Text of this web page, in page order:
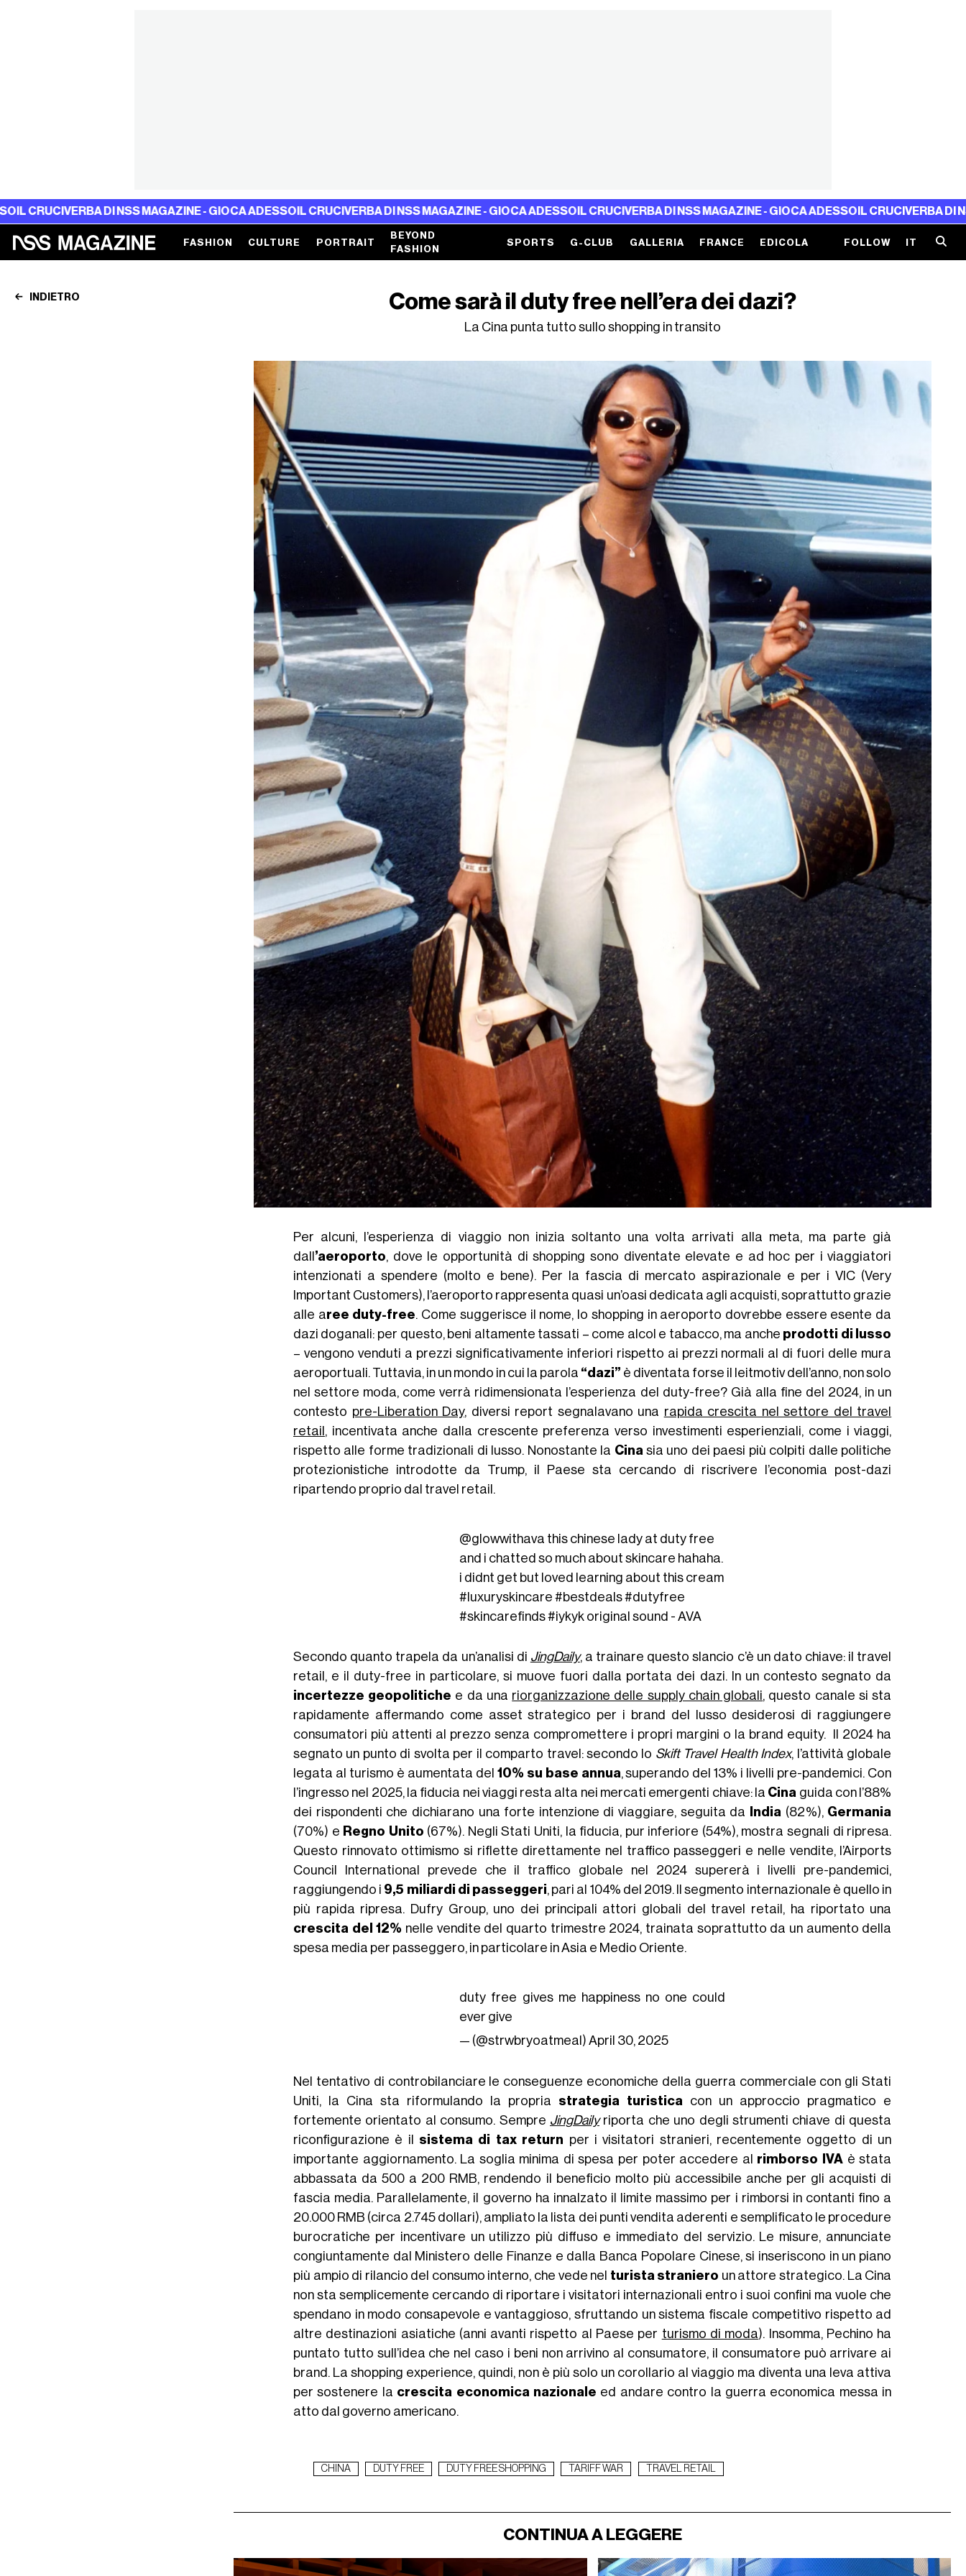
DI NSS MAGAZINE - GIOCA ADESSOIL CRUCIVERBA DI NSS MAGAZINE - GIOCA ADESSOIL CRUCIVERBA DI NSS MAGAZINE - GIOCA ADESSOIL CRUCIVERBA DI NSS MAGAZINE
FASHION CULTURE PORTRAIT
BEYOND
FASHION
SPORTS G-CLUB GALLERIA FRANCE EDICOLA FOLLOW IT
INDIETRO Come sarà il duty free nell’era dei dazi?
La Cina punta tutto sullo shopping in transito
Per alcuni, l’esperienza di viaggio non inizia soltanto una volta arrivati alla meta, ma parte già
dall ’aeroporto, dove le opportunità di shopping sono diventate elevate e ad hoc per i viaggiatori
intenzionati a spendere (molto e bene). Per la fascia di mercato aspirazionale e per i VIC (Very
Important Customers), l’aeroporto rappresenta quasi un’oasi dedicata agli acquisti, soprattutto grazie
alle aree duty-free. Come suggerisce il nome, lo shopping in aeroporto dovrebbe essere esente da
dazi doganali: per questo, beni altamente tassati – come alcol e tabacco, ma anche prodotti di lusso
– vengono venduti a prezzi significativamente inferiori rispetto ai prezzi normali al di fuori delle mura
aeroportuali. Tuttavia, in un mondo in cui la parola “dazi” è diventata forse il leitmotiv dell’anno, non solo
nel settore moda, come verrà ridimensionata l’esperienza del duty-free? Già alla fine del 2024, in un
contesto pre-Liberation Day, diversi report segnalavano una rapida crescita nel settore del travel
retail , incentivata anche dalla crescente preferenza verso investimenti esperienziali, come i viaggi,
rispetto alle forme tradizionali di lusso. Nonostante la Cina sia uno dei paesi più colpiti dalle politiche
protezionistiche introdotte da Trump, il Paese sta cercando di riscrivere l’economia post-dazi
ripartendo proprio dal travel retail.
@glowwithava this chinese lady at duty free
and i chatted so much about skincare hahaha.
i didnt get but loved learning about this cream
#luxuryskincare #bestdeals#dutyfree
#skincarefinds#iykyk original sound - AVA
Secondo quanto trapela da un’analisi di JingDaily, a trainare questo slancio c’è un dato chiave: il travel
retail, e il duty-free in particolare, si muove fuori dalla portata dei dazi. In un contesto segnato da
incertezze geopolitiche e da una riorganizzazione delle supply chain globali, questo canale si sta
rapidamente affermando come asset strategico per i brand del lusso desiderosi di raggiungere
consumatori più attenti al prezzo senza compromettere i propri margini o la brand equity. Il 2024 ha
segnato un punto di svolta per il comparto travel: secondo lo Skift Travel Health Index, l’attività globale
legata al turismo è aumentata del 10% su base annua, superando del 13% i livelli pre-pandemici. Con
l’ingresso nel 2025, la fiducia nei viaggi resta alta nei mercati emergenti chiave: la Cina guida con l’88%
dei rispondenti che dichiarano una forte intenzione di viaggiare, seguita da
India (82%), Germania
(70%) e Regno Unito (67%). Negli Stati Uniti, la fiducia, pur inferiore (54%), mostra segnali di ripresa.
Questo rinnovato ottimismo si riflette direttamente nel traffico passeggeri e nelle vendite, l’Airports
Council International prevede che il traffico globale nel 2024 supererà i livelli pre-pandemici,
raggiungendo i 9,5 miliardi di passeggeri, pari al 104% del 2019. Il segmento internazionale è quello in
più rapida ripresa. Dufry Group, uno dei principali attori globali del travel retail, ha riportato una
crescita del 12% nelle vendite del quarto trimestre 2024, trainata soprattutto da un aumento della
spesa media per passeggero, in particolare in Asia e Medio Oriente.
duty free gives me happiness no one could
ever give
— (@strwbryoatmeal)April 30, 2025
Nel tentativo di controbilanciare le conseguenze economiche della guerra commerciale con gli Stati
Uniti, la Cina sta riformulando la propria strategia turistica con un approccio pragmatico e
fortemente orientato al consumo. Sempre JingDailyriporta che uno degli strumenti chiave di questa
riconfigurazione è il sistema di tax return per i visitatori stranieri, recentemente oggetto di un
importante aggiornamento. La soglia minima di spesa per poter accedere al rimborso IVA è stata
abbassata da 500 a 200 RMB, rendendo il beneficio molto più accessibile anche per gli acquisti di
fascia media. Parallelamente, il governo ha innalzato il limite massimo per i rimborsi in contanti fino a
20.000 RMB (circa 2.745 dollari), ampliato la lista dei punti vendita aderenti e semplificato le procedure
burocratiche per incentivare un utilizzo più diffuso e immediato del servizio. Le misure, annunciate
congiuntamente dal Ministero delle Finanze e dalla Banca Popolare Cinese, si inseriscono in un piano
più ampio di rilancio del consumo interno, che vede nel turista straniero un attore strategico. La Cina
non sta semplicemente cercando di riportare i visitatori internazionali entro i suoi confini ma vuole che
spendano in modo consapevole e vantaggioso, sfruttando un sistema fiscale competitivo rispetto ad
altre destinazioni asiatiche (anni avanti rispetto al Paese per turismo di moda). Insomma, Pechino ha
puntato tutto sull’idea che nel caso i beni non arrivino al consumatore, il consumatore può arrivare ai
brand. La shopping experience, quindi, non è più solo un corollario al viaggio ma diventa una leva attiva
per sostenere la crescita economica nazionale ed andare contro la guerra economica messa in
atto dal governo americano.
CHINA DUTY FREE DUTY FREE SHOPPING TARIFF WAR TRAVEL RETAIL
CONTINUA A LEGGERE